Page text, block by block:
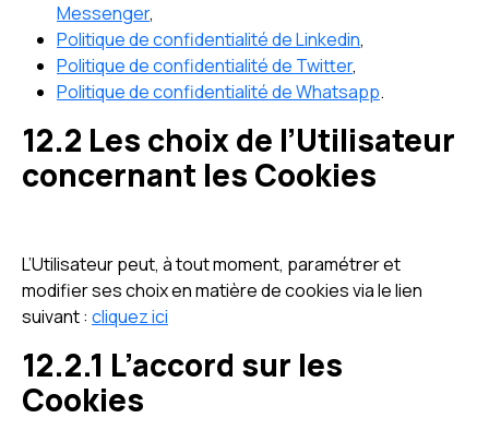
Messenger,
Politique de confidentialité de Linkedin,
Politique de confidentialité de Twitter,
Politique de confidentialité de Whatsapp.
12.2 Les choix de l’Utilisateur
concernant les Cookies
L’Utilisateur peut, à tout moment, paramétrer et
modifier ses choix en matière de cookies via le lien
suivant : cliquez ici
12.2.1 L’accord sur les
Cookies